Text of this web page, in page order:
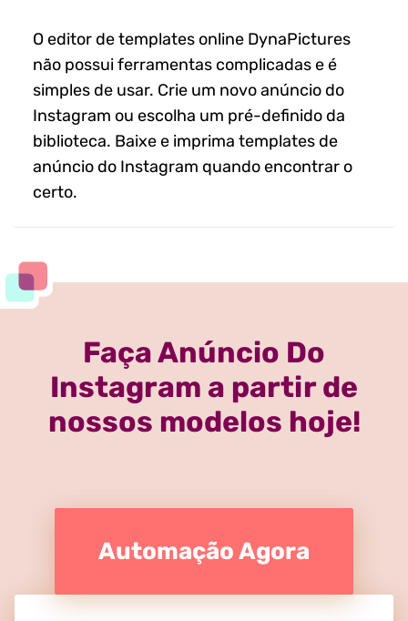
O editor de templates online DynaPictures
não possui ferramentas complicadas e é
simples de usar. Crie um novo anúncio do
Instagram ou escolha um pré-definido da
biblioteca. Baixe e imprima templates de
anúncio do Instagram quando encontrar o
certo.
Faça Anúncio Do
Instagram a partir de
nossos modelos hoje!
Automação Agora